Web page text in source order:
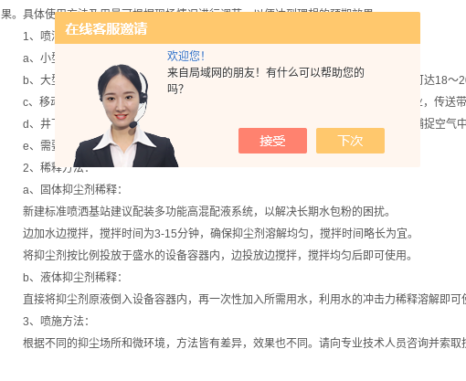
欢迎您！
来自局域网的朋友！有什么可以帮助您的
吗？
果。具体使用方法及用量可根据现场情况进行调节，以便达到理想的预期效果。
1、喷洒设备：
a、小型料场可用背负式喷雾装置或打药车喷洒。
b、大型堆料场可安装固定喷洒装置，也可用车载式或专业喷洒车进行喷淋，射程可达18～
c、移动的火车、汽车运输，需要建设抑尘剂喷洒基站，或购置移动喷洒车方能作业，传送带
d、井下和粉尘车间降尘，可安装雾化降尘喷雾装置。该装置可通过高压超细雾气捕捉空气中
e、需要说明的是，抑尘剂选择不当会腐蚀设备或影响喷洒物质量。
2、稀释方法：
a、固体抑尘剂稀释：
新建标准喷洒基站建议配装多功能高混配液系统，以解决长期水包粉的困扰。
边加水边搅拌，搅拌时间为3-15分钟，确保抑尘剂溶解均匀，搅拌时间略长为宜。
将抑尘剂按比例投放于盛水的设备容器内，边投放边搅拌，搅拌均匀后即可使用。
b、液体抑尘剂稀释：
直接将抑尘剂原液倒入设备容器内，再一次性加入所需用水，利用水的冲击力稀释溶解即可
3、喷施方法：
根据不同的抑尘场所和微环境，方法皆有差异，效果也不同。请向专业技术人员咨询并索取